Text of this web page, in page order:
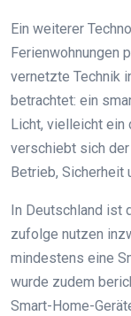
Ein weiterer
Ferienwohnungen
vernetzte Technik
betrachtet: ein
Licht, vielleicht ein
verschiebt sich
Betrieb, Sicherheit
In Deutschland ist
zufolge nutzen
mindestens eine
wurde zudem
Smart-Home-